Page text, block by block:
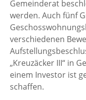
Gemeinderat
werden. Auch fünf
verschiedenen
„Kreuzäcker III“ in
einem Investor ist
schaffen.